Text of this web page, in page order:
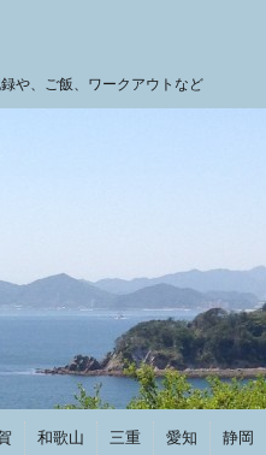
や、ご飯、ワークアウトなど
和歌山 三重 愛知 静岡